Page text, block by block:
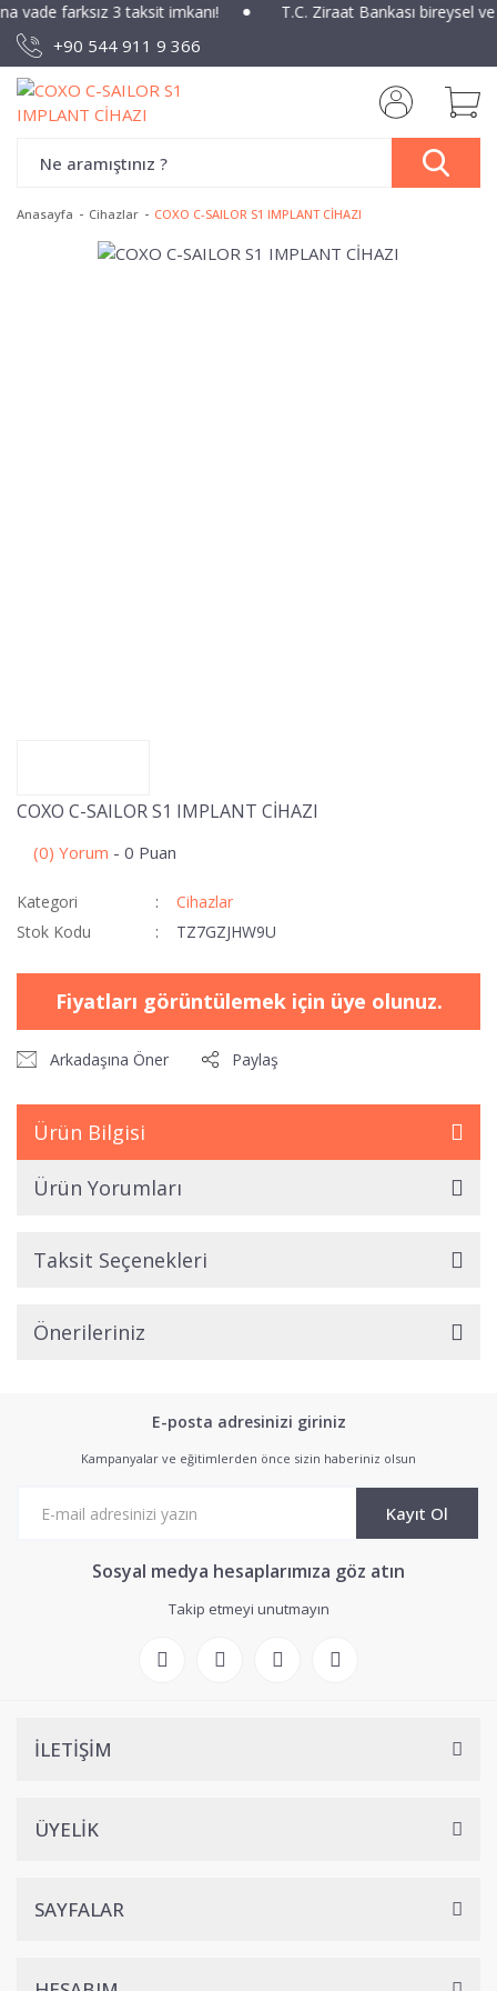
vade farksız 3 taksit imkanı! T.C. Ziraat Bankası bireysel
+90 544 911 9 366
Anasayfa Cihazlar COXO C-SAILOR S1 IMPLANT CİHAZI
COXO C-SAILOR S1 IMPLANT CİHAZI
(0) Yorum - 0 Puan
Kategori
Cihazlar
Stok Kodu
TZ7GZJHW9U
Fiyatları görüntülemek için üye olunuz.
Arkadaşına Öner Paylaş
Ürün Bilgisi
Ürün Yorumları
Taksit Seçenekleri
Önerileriniz
E-posta adresinizi giriniz
Kampanyalar ve eğitimlerden önce sizin haberiniz olsun
Kayıt Ol
Sosyal medya hesaplarımıza göz atın
Takip etmeyi unutmayın
İLETİŞİM
ÜYELİK
SAYFALAR